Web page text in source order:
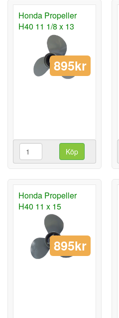
Honda Propeller
H40 11 1/8 x 13
895kr
Köp
Honda Propeller
H40 11 x 15
895kr